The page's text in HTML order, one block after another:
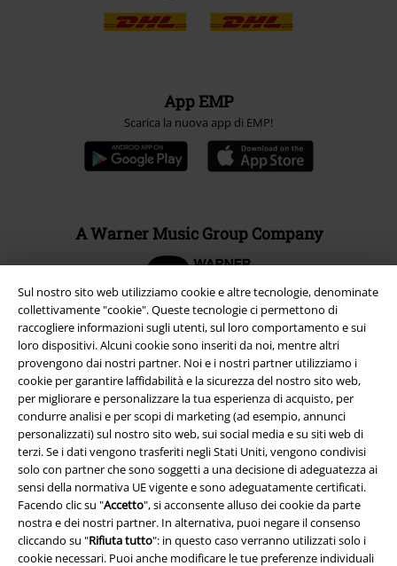
Sul nostro sito web utilizziamo cookie e altre tecnologie, denominate
collettivamente "cookie". Queste tecnologie ci permettono di
raccogliere informazioni sugli utenti, sul loro comportamento e sui
loro dispositivi. Alcuni cookie sono inseriti da noi, mentre altri
provengono dai nostri partner. Noi e i nostri partner utilizziamo i
cookie per garantire laffidabilità e la sicurezza del nostro sito web,
per migliorare e personalizzare la tua esperienza di acquisto, per
condurre analisi e per scopi di marketing (ad esempio, annunci
personalizzati) sul nostro sito web, sui social media e su siti web di
terzi. Se i dati vengono trasferiti negli Stati Uniti, vengono condivisi
solo con partner che sono soggetti a una decisione di adeguatezza ai
sensi della normativa UE vigente e sono adeguatamente certificati.
Facendo clic su "Accetto", si acconsente alluso dei cookie da parte
nostra e dei nostri partner. In alternativa, puoi negare il consenso
cliccando su "Rifiuta tutto": in questo caso verranno utilizzati solo i
cookie necessari. Puoi anche modificare le tue preferenze individuali
App EMP
Scarica la nuova app di EMP!
A Warner Music Group Company
Info legali
Termini & Condizioni
Redazione